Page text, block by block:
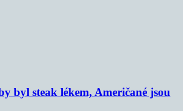
byl steak lékem, Američané jsou